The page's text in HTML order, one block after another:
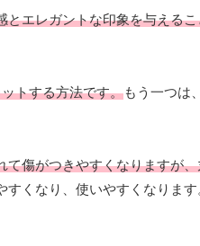
とエレガントな印象を与える
トする方法です。もう一つは
て傷がつきやすくなりますが
くなり、使いやすくなります